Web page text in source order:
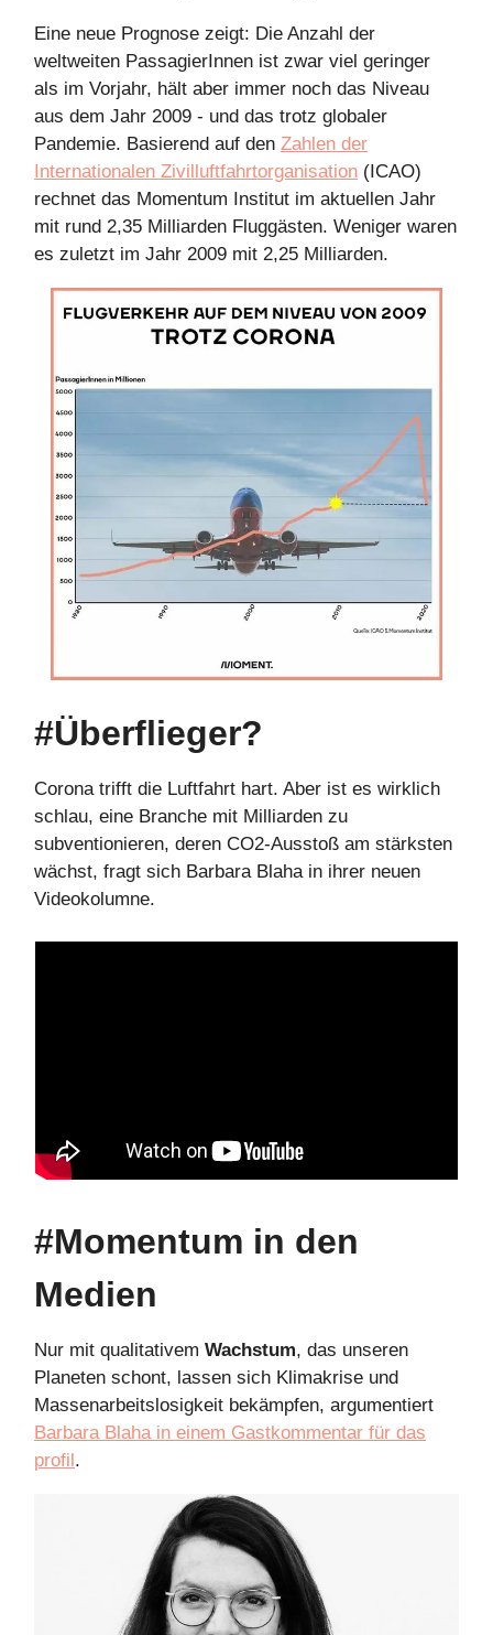
Eine neue Prognose zeigt: Die Anzahl der
weltweiten PassagierInnen ist zwar viel geringer
als im Vorjahr, hält aber immer noch das Niveau
aus dem Jahr 2009 - und das trotz globaler
Pandemie. Basierend auf den Zahlen der
Internationalen Zivilluftfahrtorganisation (ICAO)
rechnet das Momentum Institut im aktuellen Jahr
mit rund 2,35 Milliarden Fluggästen. Weniger waren
es zuletzt im Jahr 2009 mit 2,25 Milliarden.
#Überflieger?
Corona trifft die Luftfahrt hart. Aber ist es wirklich
schlau, eine Branche mit Milliarden zu
subventionieren, deren CO2-Ausstoß am stärksten
wächst, fragt sich Barbara Blaha in ihrer neuen
Videokolumne.
#Momentum in den
Medien
Nur mit qualitativem Wachstum, das unseren
Planeten schont, lassen sich Klimakrise und
Massenarbeitslosigkeit bekämpfen, argumentiert
Barbara Blaha in einem Gastkommentar für das
profil.